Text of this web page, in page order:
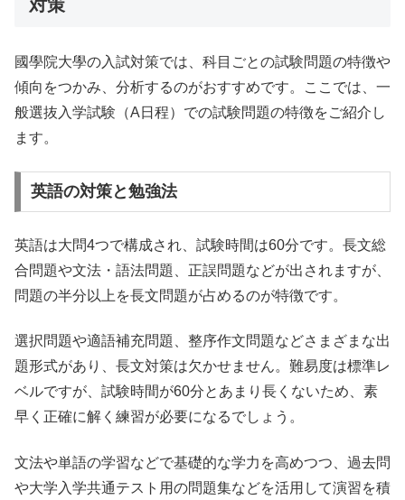
対策
國學院大學の入試対策では、科目ごとの試験問題の特徴や
傾向をつかみ、分析するのがおすすめです。ここでは、一
般選抜入学試験（A日程）での試験問題の特徴をご紹介し
ます。
英語の対策と勉強法
英語は大問4つで構成され、試験時間は60分です。長文総
合問題や文法・語法問題、正誤問題などが出されますが、
問題の半分以上を長文問題が占めるのが特徴です。
選択問題や適語補充問題、整序作文問題などさまざまな出
題形式があり、長文対策は欠かせません。難易度は標準レ
ベルですが、試験時間が60分とあまり長くないため、素
早く正確に解く練習が必要になるでしょう。
文法や単語の学習などで基礎的な学力を高めつつ、過去問
や大学入学共通テスト用の問題集などを活用して演習を積